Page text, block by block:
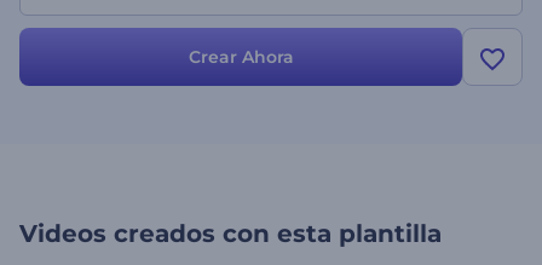
Crear Ahora
Videos creados con esta plantilla